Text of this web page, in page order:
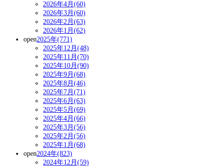
2026年4月(60)
2026年3月(60)
2026年2月(63)
2026年1月(62)
open2025年(771)
2025年12月(48)
2025年11月(70)
2025年10月(90)
2025年9月(68)
2025年8月(46)
2025年7月(71)
2025年6月(63)
2025年5月(69)
2025年4月(66)
2025年3月(56)
2025年2月(56)
2025年1月(68)
open2024年(823)
2024年12月(59)